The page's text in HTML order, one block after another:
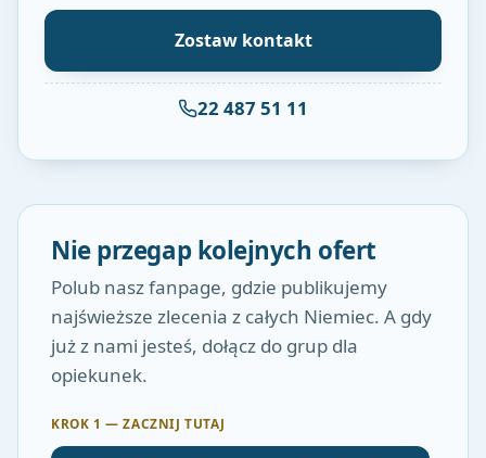
Zostaw kontakt
22 487 51 11
Nie przegap kolejnych ofert
Polub nasz fanpage, gdzie publikujemy
najświeższe zlecenia z całych Niemiec. A gdy
już z nami jesteś, dołącz do grup dla
opiekunek.
KROK 1 — ZACZNIJ TUTAJ